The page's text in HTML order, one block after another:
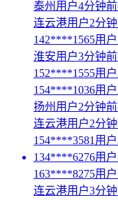
泰州用户4分钟
连云港用户2分
142****1565用
淮安用户3分钟
152****1555用
154****1036用
扬州用户2分钟
连云港用户2分
154****3581用
134****6276用
163****8275用
连云港用户3分